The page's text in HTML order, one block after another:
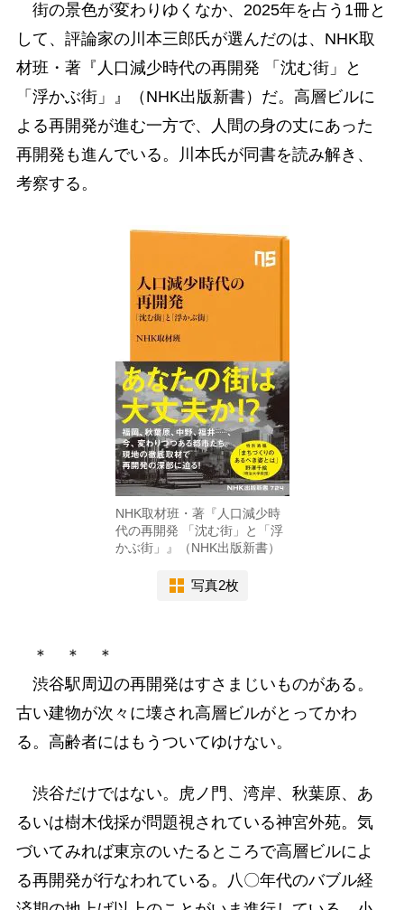
街の景色が変わりゆくなか、2025年を占う1冊と
して、評論家の川本三郎氏が選んだのは、NHK取
材班・著『人口減少時代の再開発 「沈む街」と
「浮かぶ街」』（NHK出版新書）だ。高層ビルに
よる再開発が進む一方で、人間の身の丈にあった
再開発も進んでいる。川本氏が同書を読み解き、
考察する。
NHK取材班・著『人口減少時
代の再開発 「沈む街」と「浮
かぶ街」』（NHK出版新書）
写真2枚
＊ ＊ ＊
渋谷駅周辺の再開発はすさまじいものがある。
古い建物が次々に壊され高層ビルがとってかわ
る。高齢者にはもうついてゆけない。
渋谷だけではない。虎ノ門、湾岸、秋葉原、あ
るいは樹木伐採が問題視されている神宮外苑。気
づいてみれば東京のいたるところで高層ビルによ
る再開発が行なわれている。八〇年代のバブル経